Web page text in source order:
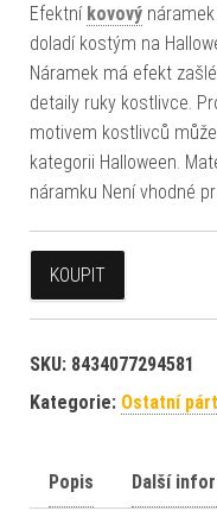
Efektní kovový
doladí kostým na
Náramek má efekt zašlé
detaily ruky kostlivce.
motivem kostlivců
kategorii Halloween.
náramku Není vhodné
KOUPIT
SKU: 8434077294581
Kategorie: Ostatní
Popis Další